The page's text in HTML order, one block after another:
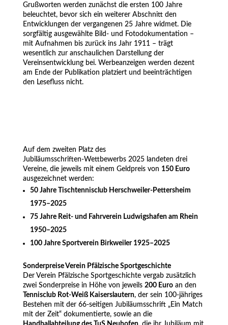
Grußworten werden zunächst die ersten 100 Jahre
beleuchtet, bevor sich ein weiterer Abschnitt den
Entwicklungen der vergangenen 25 Jahre widmet. Die
sorgfältig ausgewählte Bild‑ und Fotodokumentation –
mit Aufnahmen bis zurück ins Jahr 1911 – trägt
wesentlich zur anschaulichen Darstellung der
Vereinsentwicklung bei. Werbeanzeigen werden dezent
am Ende der Publikation platziert und beeinträchtigen
den Lesefluss nicht.
Auf dem zweiten Platz des
Jubiläumsschriften‑Wettbewerbs 2025 landeten drei
Vereine, die jeweils mit einem Geldpreis von 150 Euro
ausgezeichnet werden:
50 Jahre Tischtennisclub Herschweiler‑Pettersheim
1975–2025
75 Jahre Reit‑ und Fahrverein Ludwigshafen am Rhein
1950–2025
100 Jahre Sportverein Birkweiler 1925–2025
Sonderpreise Verein Pfälzische Sportgeschichte
Der Verein Pfälzische Sportgeschichte vergab zusätzlich
zwei Sonderpreise in Höhe von jeweils 200 Euroan den
Tennisclub Rot‑Weiß Kaiserslautern, der sein 100‑jähriges
Bestehen mit der 66‑seitigen Jubiläumsschrift „Ein Match
mit der Zeit“ dokumentierte, sowie an die